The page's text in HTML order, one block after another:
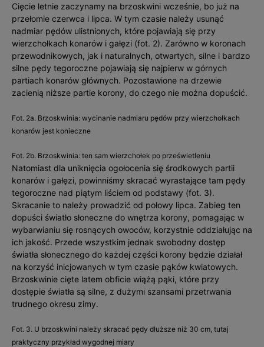
Cięcie letnie zaczynamy na brzoskwini wcześnie, bo już na
przełomie czerwca i lipca. W tym czasie należy usunąć
nadmiar pędów ulistnionych, które pojawiają się przy
wierzchołkach konarów i gałęzi (fot. 2). Zarówno w koronach
przewodnikowych, jak i naturalnych, otwartych, silne i bardzo
silne pędy tegoroczne pojawiają się najpierw w górnych
partiach konarów głównych. Pozostawione na drzewie
zacienią niższe partie korony, do czego nie można dopuścić.
Fot. 2a. Brzoskwinia: wycinanie nadmiaru pędów przy wierzchołkach
konarów jest konieczne
Fot. 2b. Brzoskwinia: ten sam wierzchołek po prześwietleniu
Natomiast dla uniknięcia ogołocenia się środkowych partii
konarów i gałęzi, powinniśmy skracać wyrastające tam pędy
tegoroczne nad piątym liściem od podstawy (fot. 3).
Skracanie to należy prowadzić od połowy lipca. Zabieg ten
dopuści światło słoneczne do wnętrza korony, pomagając w
wybarwianiu się rosnących owoców, korzystnie oddziałując na
ich jakość. Przede wszystkim jednak swobodny dostęp
światła słonecznego do każdej części korony będzie działał
na korzyść inicjowanych w tym czasie pąków kwiatowych.
Brzoskwinie cięte latem obficie wiążą pąki, które przy
dostępie światła są silne, z dużymi szansami przetrwania
trudnego okresu zimy.
Fot. 3. U brzoskwini należy skracać pędy dłuższe niż 30 cm, tutaj
praktyczny przykład wygodnej miary